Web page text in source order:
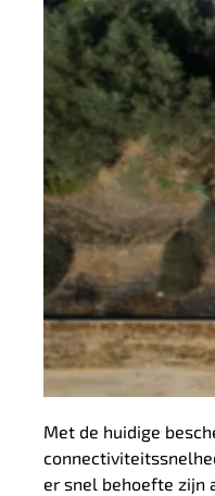
Met de huidige
er snel behoefte zijn